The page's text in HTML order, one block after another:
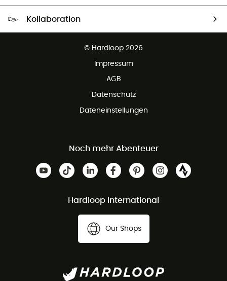
Kollaboration
© Hardloop 2026
Impressum
AGB
Datenschutz
Dateneinstellungen
Noch mehr Abenteuer
Hardloop International
Our Shops